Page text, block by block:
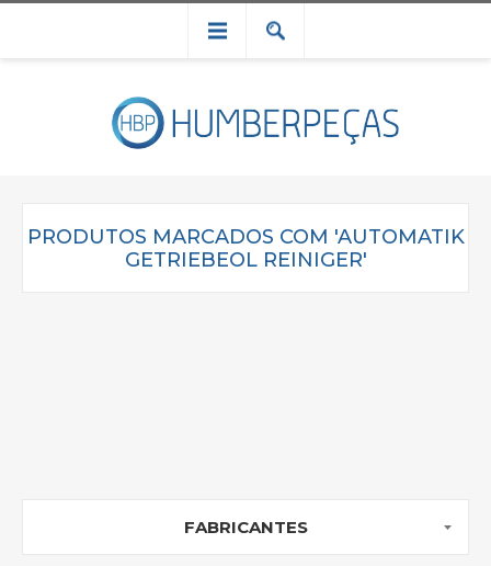
PRODUTOS MARCADOS COM 'AUTOMATIK
GETRIEBEOL REINIGER'
FABRICANTES